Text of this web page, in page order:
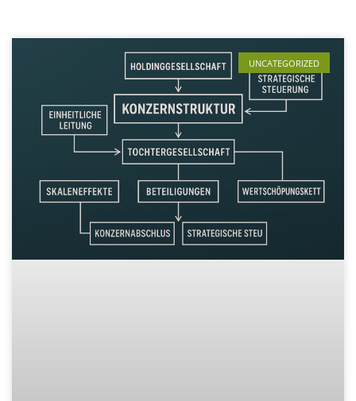
UNCATEGORIZED